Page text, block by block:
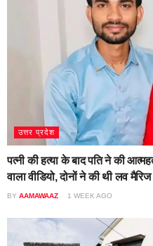
उत्तर प्रदेश
पत्नी की हत्या के बाद पति ने की
वाला वीडियो, दोनों ने की थी लव मैरिज
BY AAMAWAAZ 1 WEEK AGO